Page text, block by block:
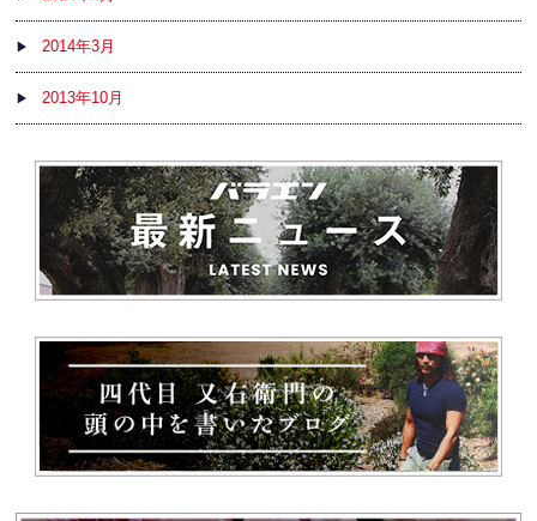
2014年3月
2013年10月